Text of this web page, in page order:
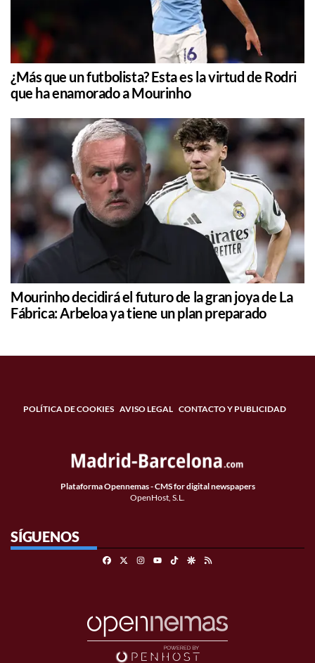
¿Más que un futbolista? Esta es la virtud de Rodri
que ha enamorado a Mourinho
Mourinho decidirá el futuro de la gran joya de La
Fábrica: Arbeloa ya tiene un plan preparado
POLÍTICA DE COOKIES AVISO LEGAL CONTACTO Y PUBLICIDAD
Plataforma Opennemas - CMS for digital newspapers
OpenHost, S.L.
SÍGUENOS
FacebookInstagramTikTokGoogle Discover